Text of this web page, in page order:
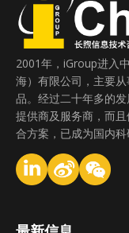
2001年，iGroup进入
海）有限公司，主要
品。经过二十年多的
提供商及服务商，而
合方案，已成为国内科